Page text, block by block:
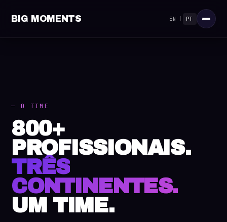
BIG MOMENTS EN PT
— O TIME
800+
PROFISSIONAIS.
TRÊS
CONTINENTES.
UM TIME.